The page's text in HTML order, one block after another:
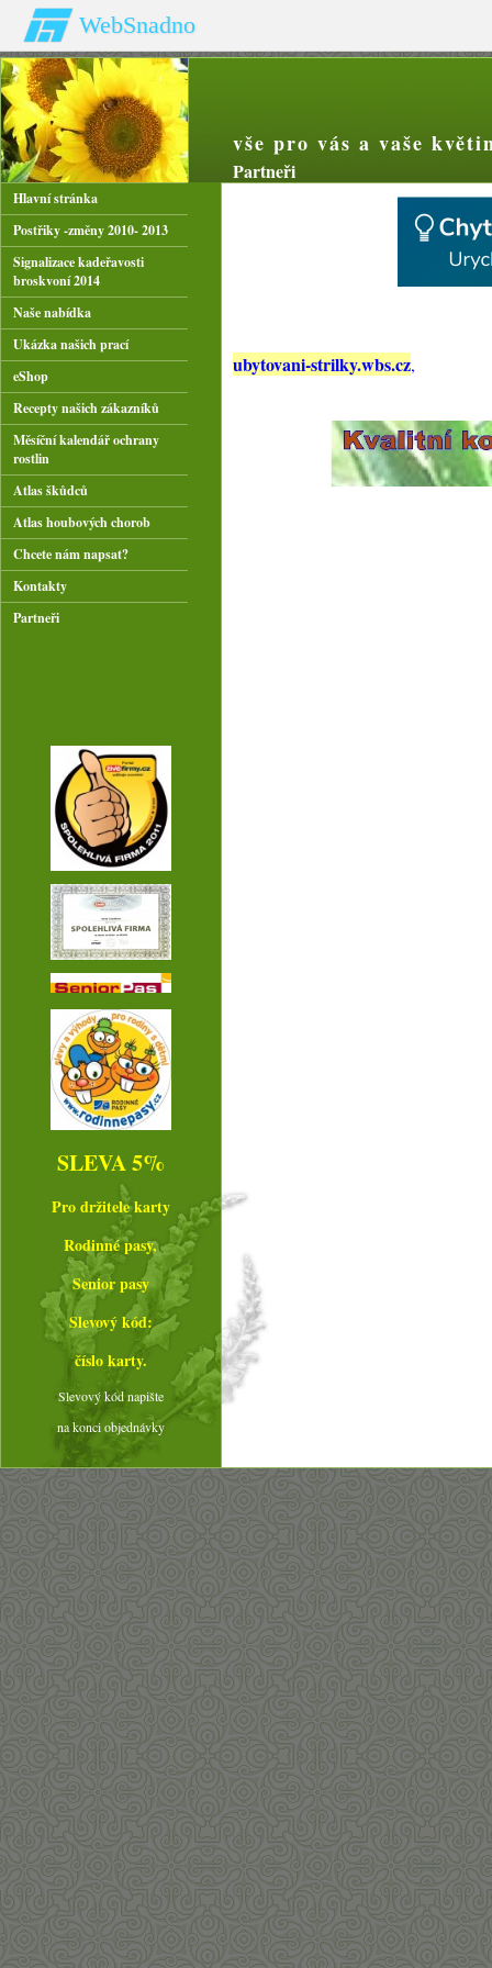
WebSnadno
vše pro vás a vaše
Partneři
Hlavní stránka
Postřiky -změny 2010- 2013
Signalizace kadeřavosti
broskvoní 2014
Naše nabídka
Ukázka našich prací
eShop
Recepty našich zákazníků
Měsíční kalendář ochrany
rostlin
Atlas škůdců
Atlas houbových chorob
Chcete nám napsat?
Kontakty
Partneři
SLEVA 5%
Pro držitele karty
Rodinné pasy,
Senior pasy
Slevový kód:
číslo karty.
Slevový kód napište
na konci objednávky
ubytovani-strilky.wbs.cz,